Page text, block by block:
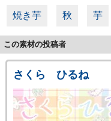
焼き芋 秋 芋
この素材の投稿者
さくら ひるね